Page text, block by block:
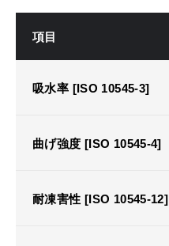
項目
吸水率 [ISO 10545-3]
曲げ強度 [ISO 10545-4]
耐凍害性 [ISO 10545-12]